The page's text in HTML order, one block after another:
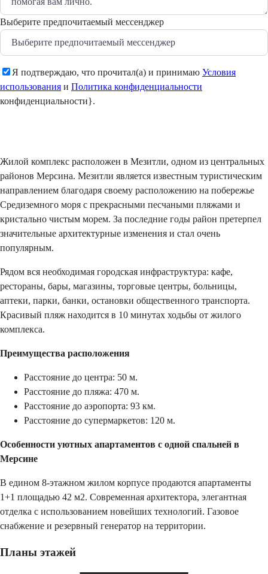
Выберите предпочитаемый мессенджер
Я подтверждаю, что прочитал(а) и принимаю Условия
использования и Политика конфиденциальности
конфиденциальности}.
Жилой комплекс расположен в Мезитли, одном из центральных
районов Мерсина. Мезитли является известным туристическим
направлением благодаря своему расположению на побережье
Средиземного моря с прекрасными песчаными пляжами и
кристально чистым морем. За последние годы район претерпел
значительные архитектурные изменения и стал очень
популярным.
Рядом вся необходимая городская инфраструктура: кафе,
рестораны, бары, магазины, торговые центры, больницы,
аптеки, парки, банки, остановки общественного транспорта.
Красивый пляж находится в 10 минутах ходьбы от жилого
комплекса.
Преимущества расположения
Расстояние до центра: 50 м.
Расстояние до пляжа: 470 м.
Расстояние до аэропорта: 93 км.
Расстояние до супермаркетов: 120 м.
Особенности уютных апартаментов с одной спальней в
Мерсине
В едином 8-этажном жилом корпусе продаются апартаменты
1+1 площадью 42 м2. Современная архитектора, элегантная
отделка с использованием новейших технологий. Газовое
снабжение и резервный генератор на территории.
Планы этажей